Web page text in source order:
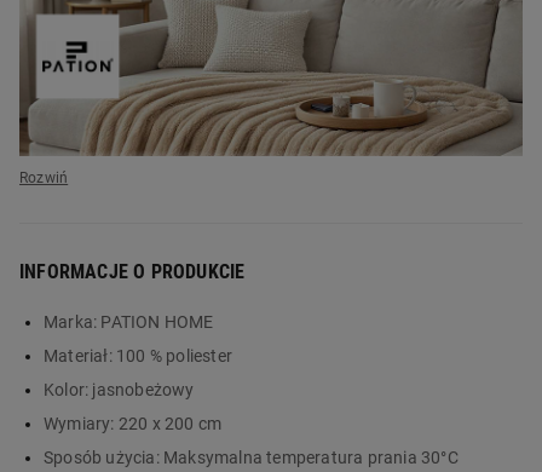
Komfort na co dzień
z kocem Pation
INFORMACJE O PRODUKCIE
Marka: PATION HOME
Materiał: 100 % poliester
Kolor: jasnobeżowy
Wymiary: 220 x 200 cm
Sposób użycia: Maksymalna temperatura prania 30°C